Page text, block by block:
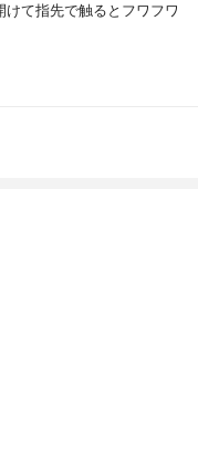
て指先で触るとフワフワ